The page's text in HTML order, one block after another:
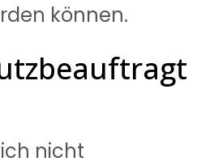
können.
nicht